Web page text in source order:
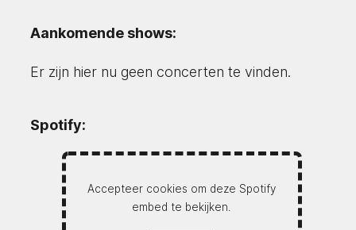
Aankomende shows:
Er zijn hier nu geen concerten te vinden.
Spotify:
Accepteer cookies om deze Spotify
embed te bekijken.